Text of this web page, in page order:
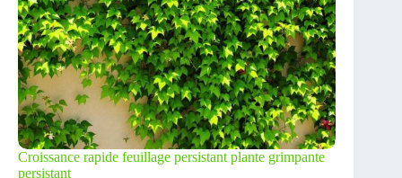
Croissance rapide feuillage persistant plante grimpante
persistant